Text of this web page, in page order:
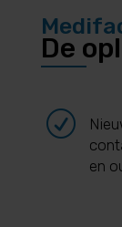
De
R
en